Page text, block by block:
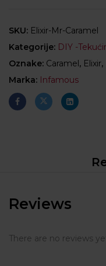
SKU: Elixir-Mr-Caramel
Kategorije: DIY -
Oznake: Caramel, Elixir,
Marka: Infamous
Reviews
There are no reviews